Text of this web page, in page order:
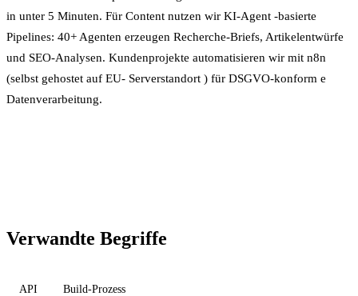
in unter 5 Minuten. Für Content nutzen wir KI-Agent -basierte
Pipelines: 40+ Agenten erzeugen Recherche-Briefs, Artikelentwürfe
und SEO-Analysen. Kundenprojekte automatisieren wir mit n8n
(selbst gehostet auf EU- Serverstandort ) für DSGVO-konform e
Datenverarbeitung.
Verwandte Begriffe
API Build-Prozess